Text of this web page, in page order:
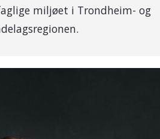
miljøet i Trondheim- og